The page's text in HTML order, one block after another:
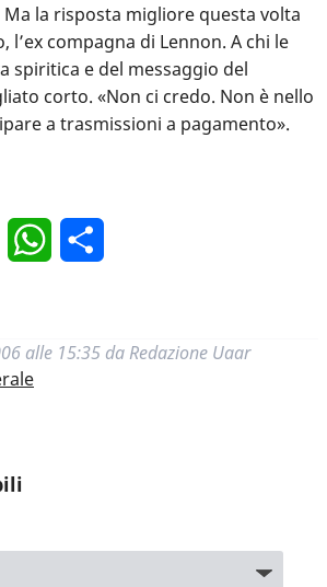
la risposta migliore questa volta
l’ex compagna di Lennon. A chi le
spiritica e del messaggio del
corto. «Non ci credo. Non è nello
a trasmissioni a pagamento».
MastodonWhatsApp
alle 15:35 da Redazione Uaar